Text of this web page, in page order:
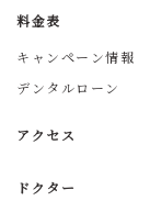
料金表
キャンペーン情報
デンタルローン
アクセス
ドクター